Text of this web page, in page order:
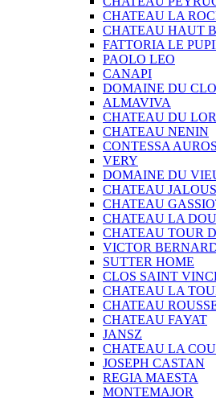
CHATEAU LA
CHATEAU HAUT
FATTORIA LE
PAOLO LEO
CANAPI
DOMAINE DU
ALMAVIVA
CHATEAU DU
CHATEAU NENIN
CONTESSA
VERY
DOMAINE DU
CHATEAU
CHATEAU
CHATEAU LA
CHATEAU TOUR
VICTOR
SUTTER HOME
CLOS SAINT
CHATEAU LA
CHATEAU
CHATEAU FAYAT
JANSZ
CHATEAU LA
JOSEPH CASTAN
REGIA MAESTA
MONTEMAJOR